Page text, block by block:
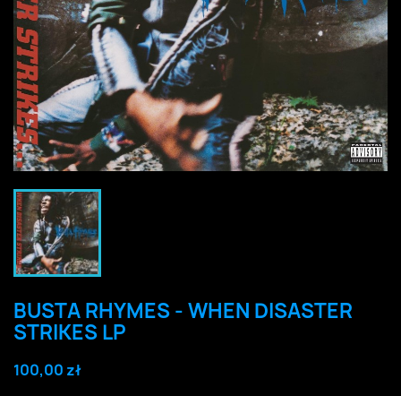
BUSTA RHYMES - WHEN DISASTER
STRIKES LP
100,00 zł